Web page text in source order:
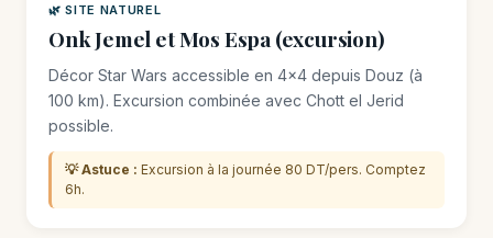
🌿 SITE NATUREL
Onk Jemel et Mos Espa (excursion)
Décor Star Wars accessible en 4×4 depuis Douz (à
100 km). Excursion combinée avec Chott el Jerid
possible.
💡 Astuce : Excursion à la journée 80 DT/pers. Comptez
6h.